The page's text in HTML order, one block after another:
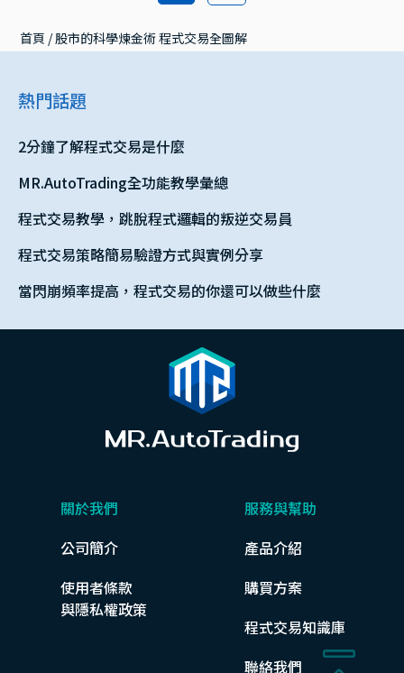
首頁 / 股市的科學煉金術 程式交易全圖解
熱門話題
2分鐘了解程式交易是什麼
MR.AutoTrading全功能教學彙總
程式交易教學，跳脫程式邏輯的叛逆交易員
程式交易策略簡易驗證方式與實例分享
當閃崩頻率提高，程式交易的你還可以做些什麼
關於我們
公司簡介
使用者條款
與隱私權政策
服務與幫助
產品介紹
購買方案
程式交易知識庫
聯絡我們